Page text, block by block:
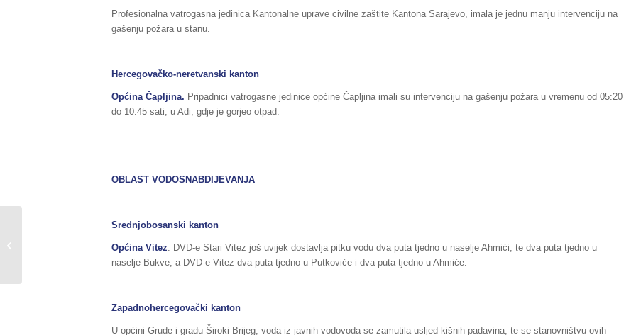
Profesionalna vatrogasna jedinica Kantonalne uprave civilne zaštite Kantona Sarajevo, imala je jednu manju intervenciju na
gašenju požara u stanu.
Hercegovačko-neretvanski kanton
Općina Čapljina. Pripadnici vatrogasne jedinice općine Čapljina imali su intervenciju na gašenju požara u vremenu od 05:20
do 10:45 sati, u Adi, gdje je gorjeo otpad.
OBLAST VODOSNABDIJEVANJA
Srednjobosanski kanton
Općina Vitez. DVD-e Stari Vitez još uvijek dostavlja pitku vodu dva puta tjedno u naselje Ahmići, te dva puta tjedno u
naselje Bukve, a DVD-e Vitez dva puta tjedno u Putkoviće i dva puta tjedno u Ahmiće.
Zapadnohercegovački kanton
U općini Grude i gradu Široki Brijeg, voda iz javnih vodovoda se zamutila usljed kišnih padavina, te se stanovništvu ovih
Sažetak redovnog izvještaja o stanju
u Federaciji BiH, za dane
02./03.11.2018.godine,...